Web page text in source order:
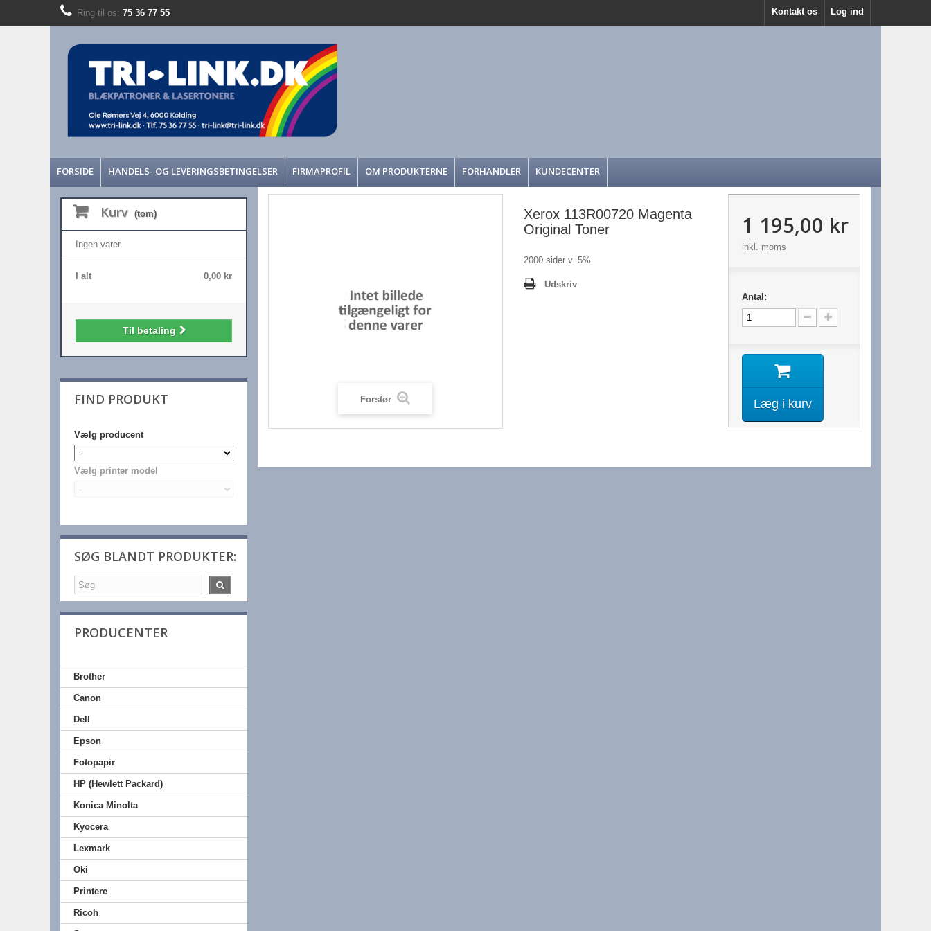
Log ind
Kontakt os
Ring til os: 75 36 77 55
FORSIDE HANDELS- OG LEVERINGSBETINGELSER FIRMAPROFIL OM PRODUKTERNE FORHANDLER KUNDECENTER
Kurv (tom)
Ingen varer
0,00 kr
I alt
Til betaling
FIND PRODUKT
Vælg producent
Vælg printer model
SØG BLANDT PRODUKTER:
PRODUCENTER
Brother
Canon
Dell
Epson
Fotopapir
HP (Hewlett Packard)
Konica Minolta
Kyocera
Lexmark
Oki
Printere
Ricoh
Forstør
Xerox 113R00720 Magenta
Original Toner
2000 sider v. 5%
Udskriv
1 195,00 kr
inkl. moms
Antal:
Læg i kurv